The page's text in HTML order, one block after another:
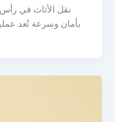
نقل الأثاث في رأس
بأمان وسرعة تُعد